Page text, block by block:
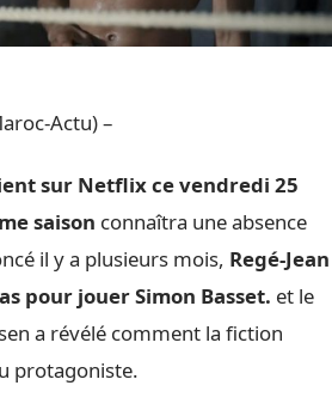
Actu) –
sur Netflix ce vendredi 25
saison connaîtra une absence
il y a plusieurs mois, Regé-Jean
pour jouer Simon Basset. et le
a révélé comment la fiction
protagoniste.